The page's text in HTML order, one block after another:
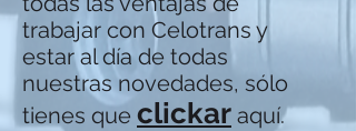
trabajar con Celotrans y
estar al día de todas
nuestras novedades, sólo
tienes que clickar aquí.